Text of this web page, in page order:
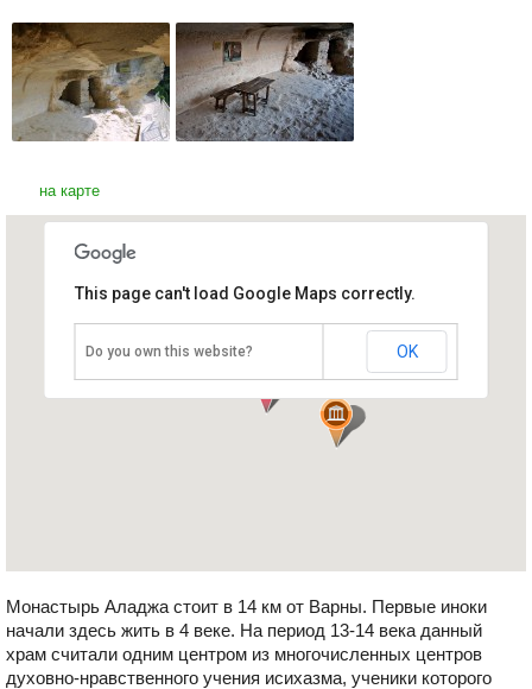
на карте
Монастырь Аладжа
This page can't load Google Maps correctly.
Do you own this website? OK
Монастырь Аладжа стоит в 14 км от Варны. Первые иноки
начали здесь жить в 4 веке. На период 13-14 века данный
храм считали одним центром из многочисленных центров
духовно-нравственного учения исихазма, ученики которого